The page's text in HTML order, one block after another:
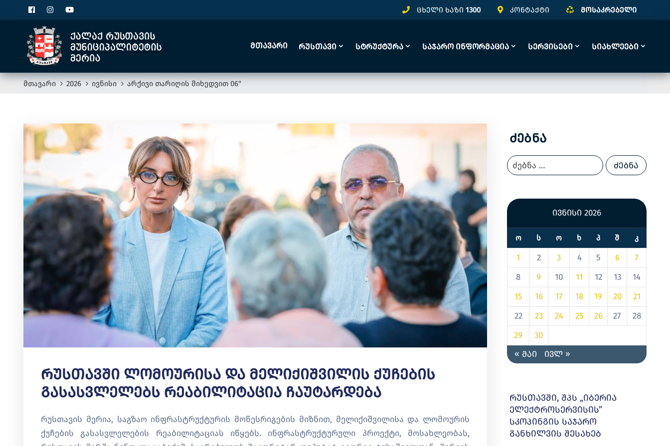
ცხელი ხაზი 1300 კონტაქტი მოსაკრებელი
Მთავარი Რუსთავი Სტრუქტურა Საჯარო Ინფორმაცია Სერვისები Სიახლეები
მთავარი 2026 ივნისი არქივი თარიღის მიხედვით 06"
Რუსთავში Ლომოურისა Და Მელიქიშვილის Ქუჩების
Გასასვლელებს Რეაბილიტაცია Ჩაუტარდება
რუსთავის მერია, საგზაო ინფრასტრუქტურის მოწესრიგების მიზნით, მელიქიშვილისა და ლომოურის
ქუჩების გასასვლელების რეაბილიტაციას იწყებს. ინფრასტრუქტურული პროექტი, მოსახლეობას,
Ძებნა
ივნისი 2026
Ო Ს Ო Ხ Პ Შ Კ
1 2 3 4 5 6
7
8
9 10 11 12 13
14
15
16 17 18 19 20
21
22
23 24 25 26 27
28
29
30
« მაი
ივლ »
რუსთავში, შპს „იბერია
ელექტროსერვისის”
სკოპინგის საჯარო
განხილვის შესახებ